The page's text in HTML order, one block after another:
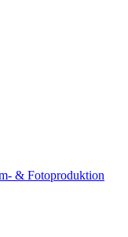
& Fotoproduktion